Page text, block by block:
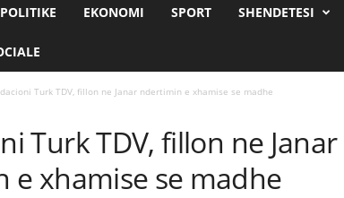
POLITIKE EKONOMI SPORT SHENDETESI
Turk TDV, fillon ne Janar ndertimin e xhamise se madhe
Turk TDV, fillon ne Janar
e xhamise se madhe